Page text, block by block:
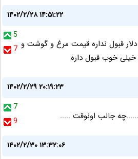
۱۴۰۲/۲/۲۸ ۱۴:۵۱:۲۲
5
7 قبول نداره قیمت مرغ و گوشت و
خیلی خوب قبول داره
۱۴۰۲/۲/۲۹ ۲۰:۱۹:۲۳
7
9
جالب اونوقت .....
۱۴۰۲/۲/۳۰ ۱۳:۳۲:۰۶